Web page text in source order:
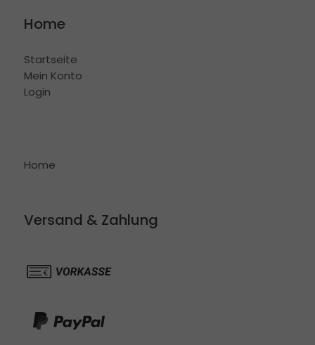
Home
Startseite
Mein Konto
Login
Home
Versand & Zahlung